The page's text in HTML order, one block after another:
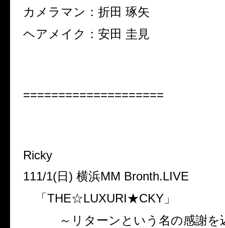
カメラマン：折田 琢矢
ヘアメイク：安田 圭見
====================
Ricky
111/1(日) 横浜MM Bronth.LIVE
「THE☆LUXURI★CKY」
～リターンという名の感謝を